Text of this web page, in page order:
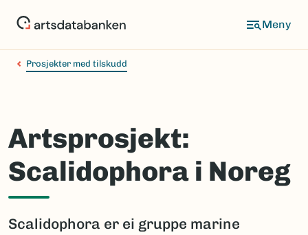
Prosjekter med tilskudd
Artsprosjekt:
Scalidophora i Noreg
Scalidophora er ei gruppe marine